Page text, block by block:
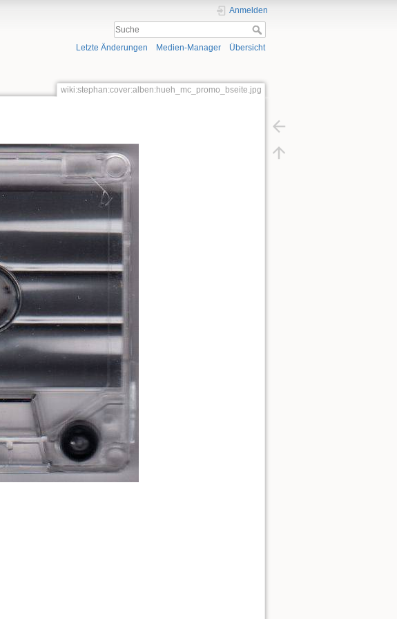
Anmelden
Letzte Änderungen Medien-Manager Übersicht
wiki:stephan:cover:alben:hueh_mc_promo_bseite.jpg